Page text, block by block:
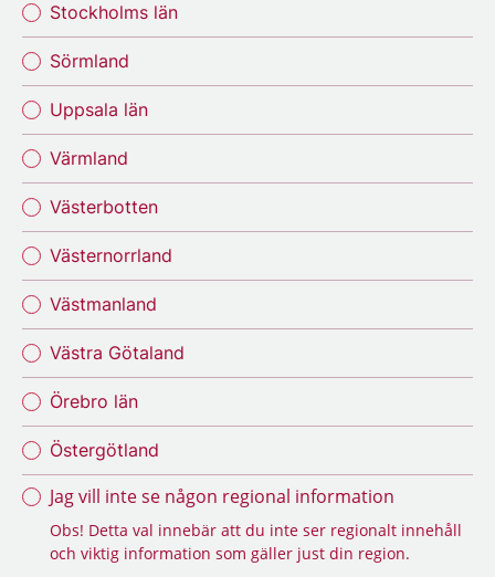
Stockholms län
Sörmland
Uppsala län
Värmland
Västerbotten
Västernorrland
Västmanland
Västra Götaland
Örebro län
Östergötland
Jag vill inte se någon regional information
Obs! Detta val innebär att du inte ser regionalt innehåll
och viktig information som gäller just din region.